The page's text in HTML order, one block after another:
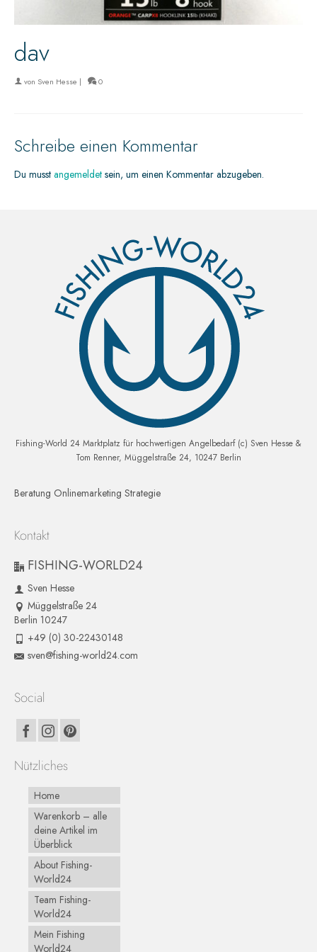
dav
von Sven Hesse | 0
Schreibe einen Kommentar
Du musst angemeldet sein, um einen Kommentar abzugeben.
Fishing-World 24 Marktplatz für hochwertigen Angelbedarf (c) Sven Hesse &
Tom Renner, Müggelstraße 24, 10247 Berlin
Beratung Onlinemarketing Strategie
Kontakt
FISHING-WORLD24
Sven Hesse
Müggelstraße 24
Berlin 10247
+49 (0) 30-22430148
sven@fishing-world24.com
Social
Nützliches
Home
Warenkorb – alle
deine Artikel im
Überblick
About Fishing-
World24
Team Fishing-
World24
Mein Fishing
World24